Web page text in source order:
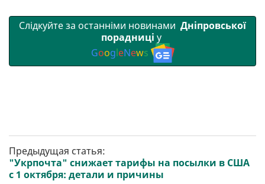
Слідкуйте за останніми новинами Дніпровської
порадниці у
GoogleNews
Предыдущая статья:
"Укрпочта" снижает тарифы на посылки в США
с 1 октября: детали и причины